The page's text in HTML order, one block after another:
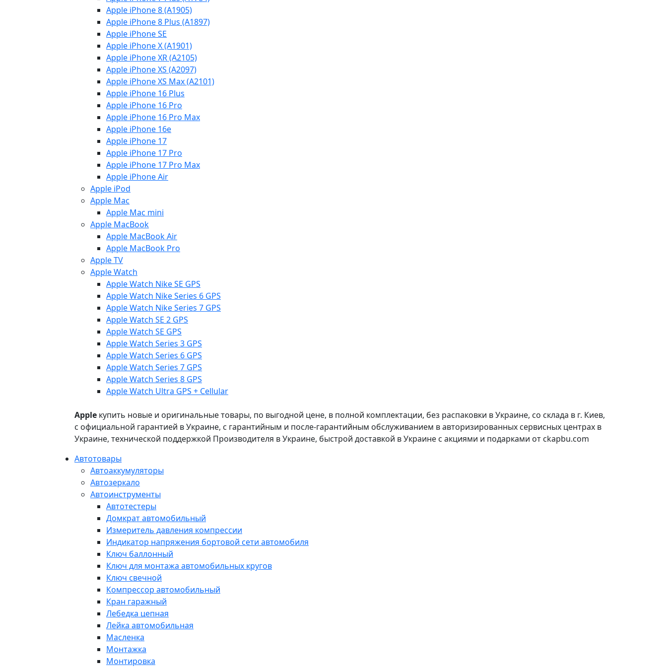
Apple iPhone 8 (A1905)
Apple iPhone 8 Plus (A1897)
Apple iPhone SE
Apple iPhone X (A1901)
Apple iPhone XR (A2105)
Apple iPhone XS (A2097)
Apple iPhone XS Max (A2101)
Apple iPhone 16 Plus
Apple iPhone 16 Pro
Apple iPhone 16 Pro Max
Apple iPhone 16e
Apple iPhone 17
Apple iPhone 17 Pro
Apple iPhone 17 Pro Max
Apple iPhone Air
Apple iPod
Apple Mac
Apple Mac mini
Apple MacBook
Apple MacBook Air
Apple MacBook Pro
Apple TV
Apple Watch
Apple Watch Nike SE GPS
Apple Watch Nike Series 6 GPS
Apple Watch Nike Series 7 GPS
Apple Watch SE 2 GPS
Apple Watch SE GPS
Apple Watch Series 3 GPS
Apple Watch Series 6 GPS
Apple Watch Series 7 GPS
Apple Watch Series 8 GPS
Apple Watch Ultra GPS + Cellular
Apple купить новые и оригинальные товары, по выгодной цене, в полной комплектации, без распаковки в Украине, со склада в г. Киев,
с официальной гарантией в Украине, с гарантийным и после-гарантийным обслуживанием в авторизированных сервисных центрах в
Украине, технической поддержкой Производителя в Украине, быстрой доставкой в Украине с акциями и подарками от ckapbu.com
Автотовары
Автоаккумуляторы
Автозеркало
Автоинструменты
Автотестеры
Домкрат автомобильный
Измеритель давления компрессии
Индикатор напряжения бортовой сети автомобиля
Ключ баллонный
Ключ для монтажа автомобильных кругов
Ключ свечной
Компрессор автомобильный
Кран гаражный
Лебедка цепная
Лейка автомобильная
Масленка
Монтажка
Монтировка